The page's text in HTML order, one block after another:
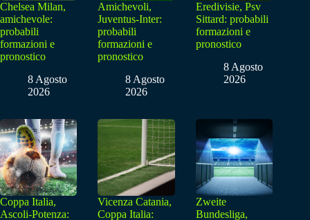
Chelsea Milan,
amichevole:
probabili
formazioni e
pronostico
8 Agosto
2026
Amichevoli,
Juventus-Inter:
probabili
formazioni e
pronostico
8 Agosto
2026
Eredivisie, Psv
Sittard: probabili
formazioni e
pronostico
8 Agosto
2026
Coppa Italia,
Ascoli-Potenza:
Vicenza Catania,
Coppa Italia:
Zweite
Bundesliga,